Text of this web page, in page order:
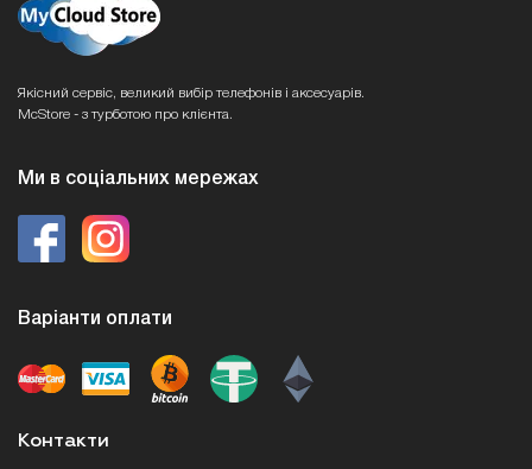
Якісний сервіс, великий вибір телефонів і аксесуарів.
McStore - з турботою про клієнта.
Ми в соціальних мережах
Варіанти оплати
Контакти